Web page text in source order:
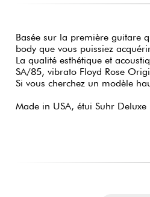
Basée sur la première guitare
body que vous puissiez
La qualité esthétique et
SA/85, vibrato Floyd Rose
Si vous cherchez un modèle
Made in USA, étui Suhr Deluxe